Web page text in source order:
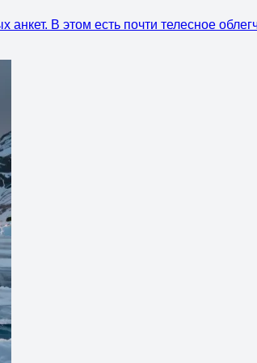
В этом есть почти телесное